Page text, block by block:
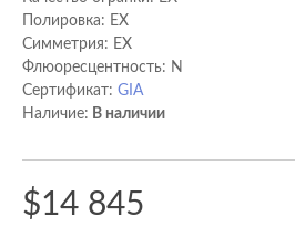
Полировка: EX
Cимметрия: EX
Флюоресцентность: N
Сертификат: GIA
Наличие: В наличии
$14 845